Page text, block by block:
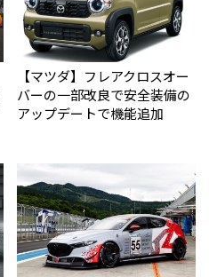
【マツダ】フレアクロスオー
バーの一部改良で安全装備の
アップデートで機能追加